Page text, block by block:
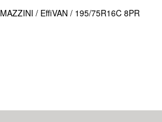
MAZZINI / EffiVAN / 195/75R16C 8PR